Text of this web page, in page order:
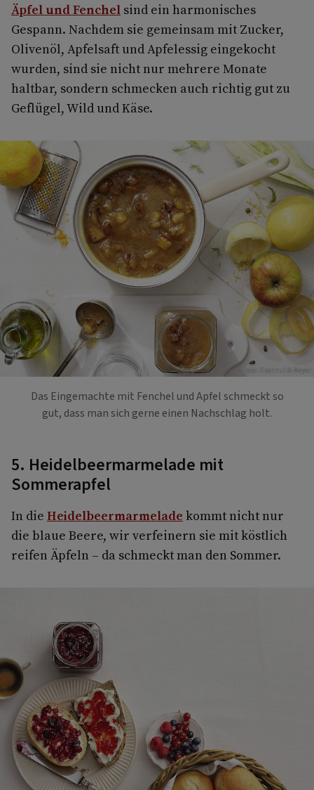
Äpfel und Fenchel sind ein harmonisches
Gespann. Nachdem sie gemeinsam mit Zucker,
Olivenöl, Apfelsaft und Apfelessig eingekocht
wurden, sind sie nicht nur mehrere Monate
haltbar, sondern schmecken auch richtig gut zu
Geflügel, Wild und Käse.
Foto: Eisenhut & Mayer
Das Eingemachte mit Fenchel und Apfel schmeckt so
gut, dass man sich gerne einen Nachschlag holt.
5. Heidelbeermarmelade mit
Sommerapfel
In die Heidelbeermarmelade kommt nicht nur
die blaue Beere, wir verfeinern sie mit köstlich
reifen Äpfeln – da schmeckt man den Sommer.